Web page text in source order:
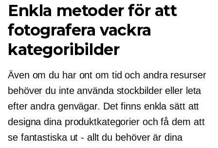
Enkla metoder för att
fotografera vackra
kategoribilder
Även om du har ont om tid och andra resurser
behöver du inte använda stockbilder eller leta
efter andra genvägar. Det finns enkla sätt att
designa dina produktkategorier och få dem att
se fantastiska ut - allt du behöver är dina